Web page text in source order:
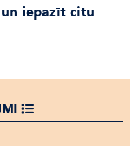
iepazīt citu